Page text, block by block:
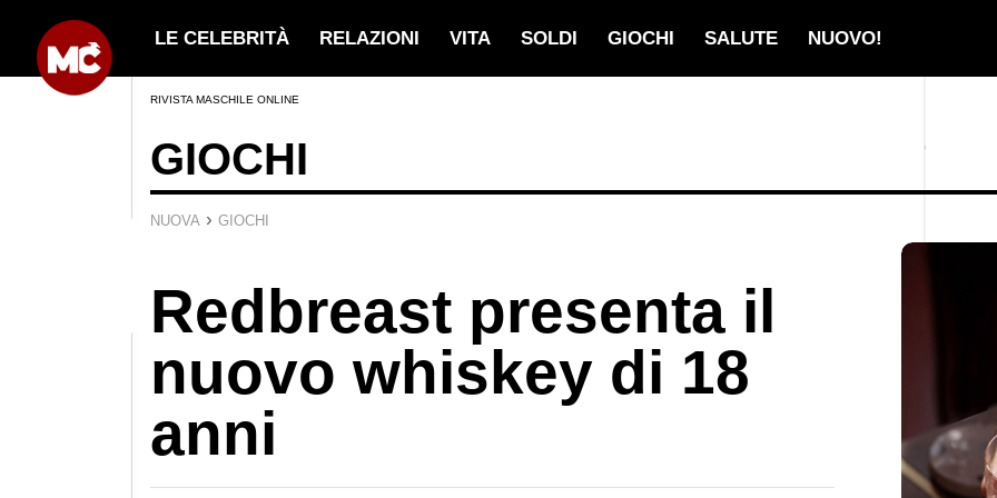
LE CELEBRITÀ RELAZIONI VITA SOLDI GIOCHI SALUTE NUOVO!
RIVISTA MASCHILE ONLINE
GIOCHI
NUOVA › GIOCHI
Redbreast presenta il
nuovo whiskey di 18
anni